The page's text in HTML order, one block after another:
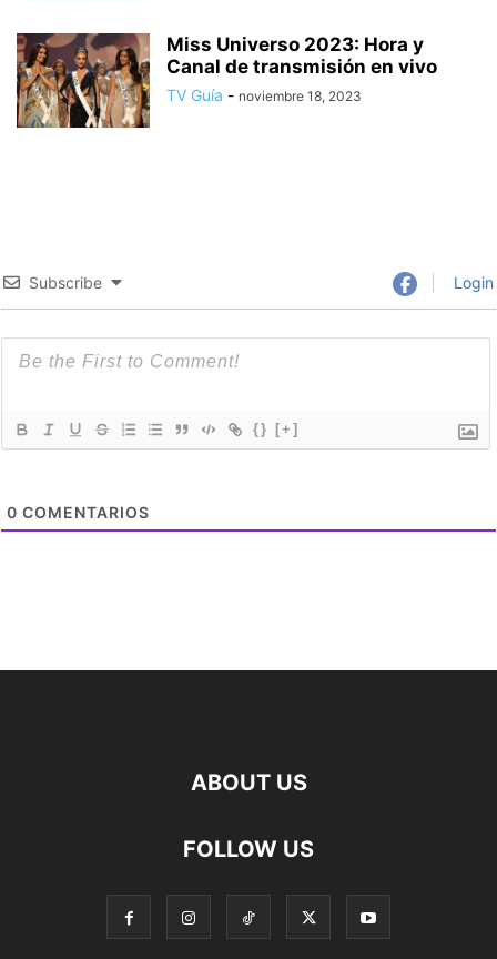
Miss Universo 2023: Hora y
Canal de transmisión en vivo
TV Guía - noviembre 18, 2023
Subscribe Login
{} [+]
0 COMENTARIOS
ABOUT US
FOLLOW US